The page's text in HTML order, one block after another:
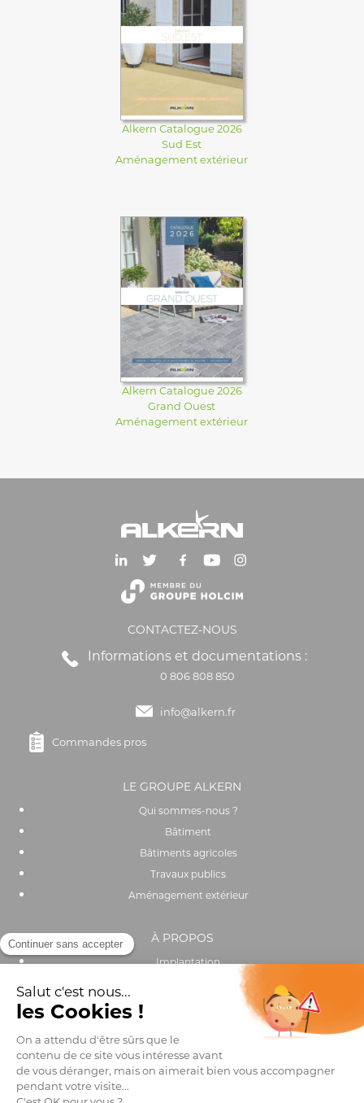
Alkern Catalogue 2026
Sud Est
Aménagement extérieur
Alkern Catalogue 2026
Grand Ouest
Aménagement extérieur
CONTACTEZ-NOUS
Informations et documentations :
0 806 808 850
info@alkern.fr
Commandes pros
LE GROUPE ALKERN
Qui sommes-nous ?
Bâtiment
Bâtiments agricoles
Travaux publics
Aménagement extérieur
À PROPOS
Implantation
Performance environnementale et sociale
OUTILS & SERVICES